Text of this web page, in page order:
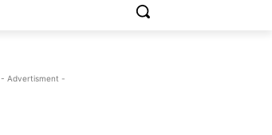
- Advertisment -